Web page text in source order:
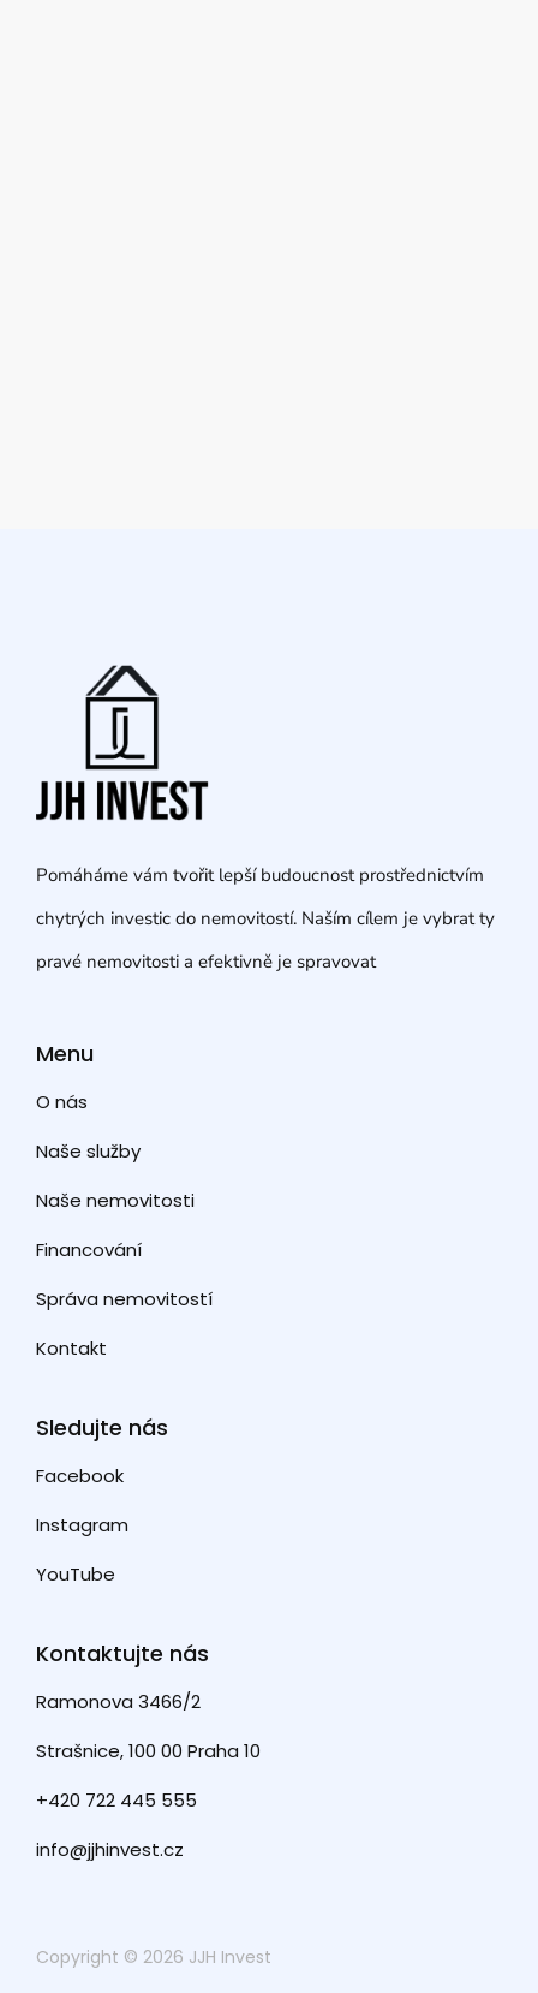
Pomáháme vám tvořit lepší budoucnost prostřednictvím
chytrých investic do nemovitostí. Naším cílem je vybrat ty
pravé nemovitosti a efektivně je spravovat
Menu
O nás
Naše služby
Naše nemovitosti
Financování
Správa nemovitostí
Kontakt
Sledujte nás
Facebook
Instagram
YouTube
Kontaktujte nás
Ramonova 3466/2
Strašnice, 100 00 Praha 10
+420 722 445 555
info@jjhinvest.cz
Copyright © 2026 JJH Invest